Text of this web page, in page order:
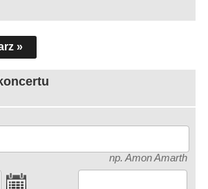
»
np. Amon Amarth